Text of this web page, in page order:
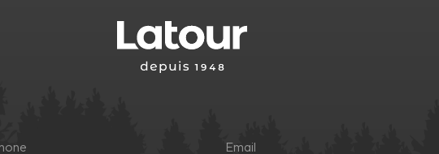
Email